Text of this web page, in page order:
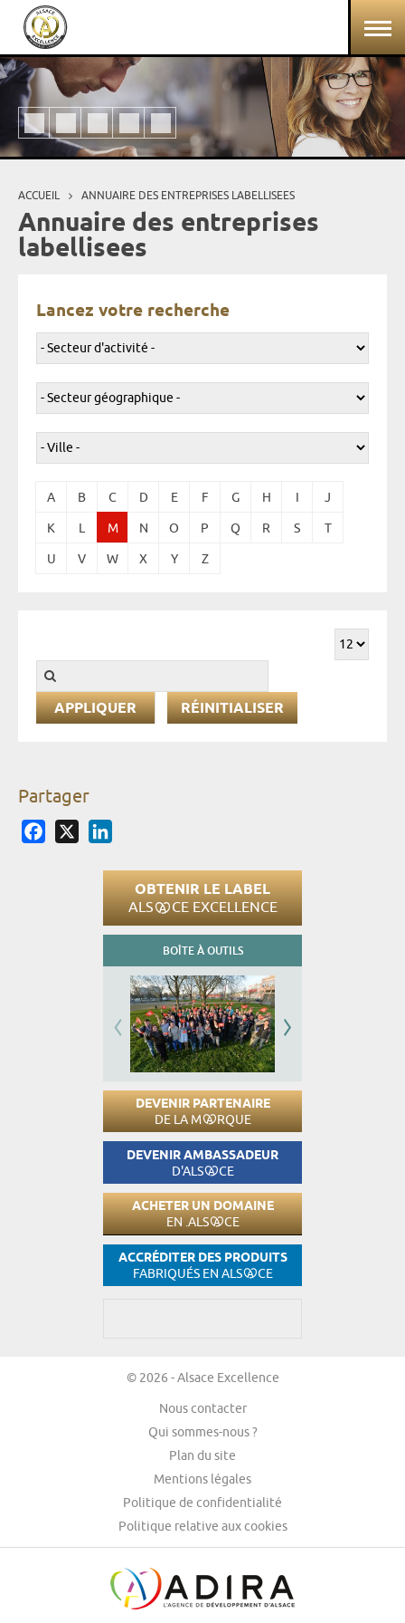
Aller au contenu principal
Vous êtes ici
ACCUEIL ANNUAIRE DES ENTREPRISES LABELLISEES
Annuaire des entreprises
labellisees
Lancez votre recherche
A B C D E F G H I J
K L M N O P Q R S T
U V W X Y Z
RÉINITIALISER
Partager
Facebook
OBTENIR LE LABEL
ALS CE EXCELLENCE
BOÎTE À OUTILS
DEVENIR PARTENAIRE
DE LA M RQUE
DEVENIR AMBASSADEUR
D'ALS CE
ACHETER UN DOMAINE
EN .ALS CE
ACCRÉDITER DES PRODUITS
FABRIQUÉS EN ALS CE
© 2026 - Alsace Excellence
Nous contacter
Qui sommes-nous ?
Plan du site
Mentions légales
Politique de confidentialité
Politique relative aux cookies
Panneau de gestion des cookies